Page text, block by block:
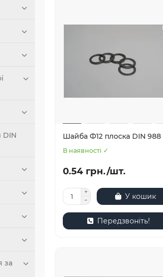
DIN
за
Шайба Ф12 плоска DIN 988
В наявності ✓
0.54 грн./шт.
У кошик
Передзвоніть!